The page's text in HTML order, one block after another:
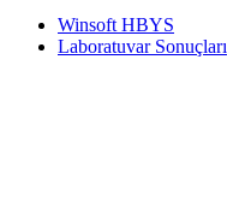
Winsoft HBYS
Laboratuvar Sonuçları